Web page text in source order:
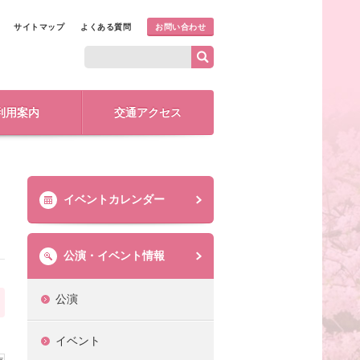
サイトマップ よくある質問 お問い合わせ
用案内 交通アクセス
イベントカレンダー
公演・イベント情報
公演
イベント